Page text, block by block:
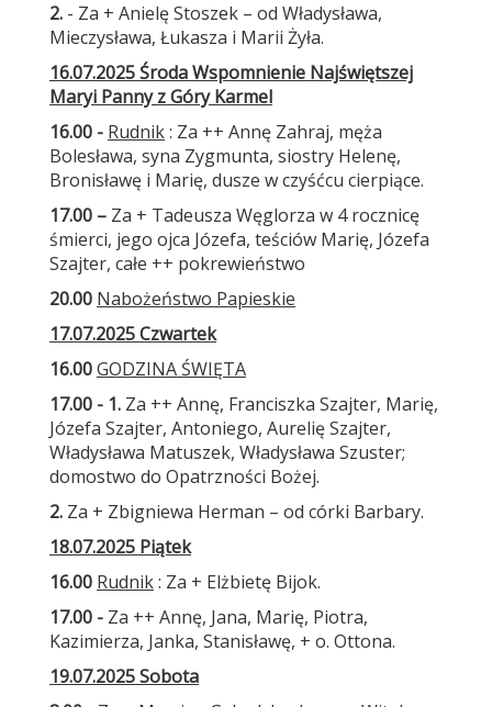
2. - Za + Anielę Stoszek – od Władysława,
Mieczysława, Łukasza i Marii Żyła.
16.07.2025 Środa Wspomnienie Najświętszej
Maryi Panny z Góry Karmel
16.00 - Rudnik: Za ++ Annę Zahraj, męża
Bolesława, syna Zygmunta, siostry Helenę,
Bronisławę i Marię, dusze w czyśćcu cierpiące.
17.00 – Za + Tadeusza Węglorza w 4 rocznicę
śmierci, jego ojca Józefa, teściów Marię, Józefa
Szajter, całe ++ pokrewieństwo
20.00 Nabożeństwo Papieskie
17.07.2025 Czwartek
16.00GODZINA ŚWIĘTA
17.00 - 1. Za ++ Annę, Franciszka Szajter, Marię,
Józefa Szajter, Antoniego, Aurelię Szajter,
Władysława Matuszek, Władysława Szuster;
domostwo do Opatrzności Bożej.
2. Za + Zbigniewa Herman – od córki Barbary.
18.07.2025 Piątek
16.00 Rudnik: Za + Elżbietę Bijok.
17.00 - Za ++ Annę, Jana, Marię, Piotra,
Kazimierza, Janka, Stanisławę, + o. Ottona.
19.07.2025 Sobota